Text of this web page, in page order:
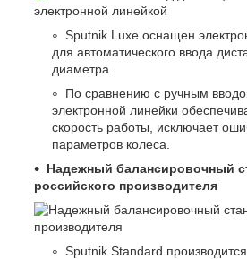
Sputnik Luxe оснащен
для автоматического ввода
диаметра.
По сравнению с ручным
электронной линейки
скорость работы, исключает
параметров колеса.
Надежный балансировочный
российского производителя
Sputnik Standard